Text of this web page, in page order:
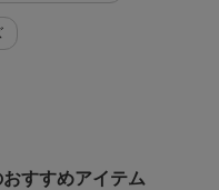
すすめアイテム